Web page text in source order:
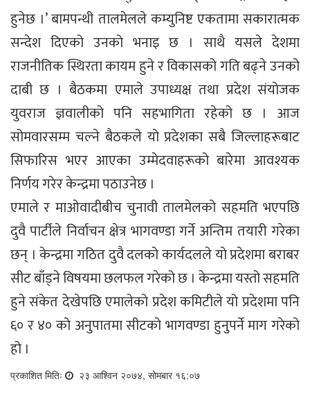
हुनेछ ।’ बामपन्थी तालमेलले कम्युनिष्ट एकतामा सकारात्मक
सन्देश दिएको उनको भनाइ छ । साथै यसले देशमा
राजनीतिक स्थिरता कायम हुने र विकासको गति बढ्ने उनको
दाबी छ । बैठकमा एमाले उपाध्यक्ष तथा प्रदेश संयोजक
युवराज ज्ञवालीको पनि सहभागिता रहेको छ । आज
सोमवारसम्म चल्ने बैठकले यो प्रदेशका सबै जिल्लाहरूबाट
सिफारिस भएर आएका उम्मेदवाहरूको बारेमा आवश्यक
निर्णय गरेर केन्द्रमा पठाउनेछ ।
एमाले र माओवादीबीच चुनावी तालमेलको सहमति भएपछि
दुवै पार्टीले निर्वाचन क्षेत्र भागवण्डा गर्ने अन्तिम तयारी गरेका
छन् । केन्द्रमा गठित दुवै दलको कार्यदलले यो प्रदेशमा बराबर
सीट बाँड्ने विषयमा छलफल गरेको छ । केन्द्रमा यस्तो सहमति
हुने संकेत देखेपछि एमालेको प्रदेश कमिटीले यो प्रदेशमा पनि
६० र ४० को अनुपातमा सीटको भागवण्डा हुनुपर्ने माग गरेको
हो ।
प्रकाशित मितिः २३ आश्विन २०७४, सोमबार १६:०७